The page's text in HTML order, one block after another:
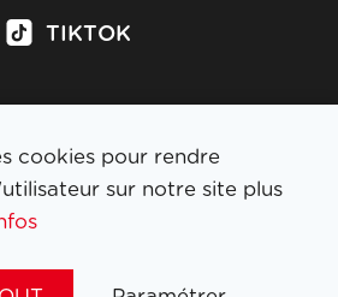
TIKTOK
à la newsletter
cookies pour rendre
sur notre site plus